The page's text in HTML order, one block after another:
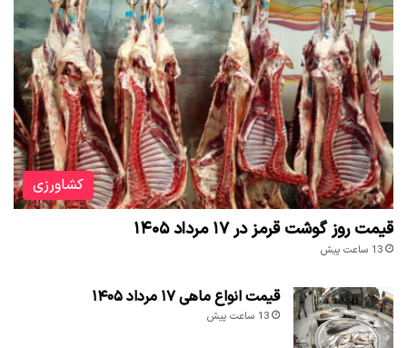
کشاورزی
قیمت روز گوشت قرمز در ۱۷ مرداد ۱۴۰۵
13 ساعت پیش
قیمت انواع ماهی ۱۷ مرداد ۱۴۰۵
13 ساعت پیش